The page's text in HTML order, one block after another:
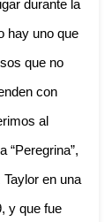
durante la
hay uno que
que no
con
al
“Peregrina”,
en una
y que fue